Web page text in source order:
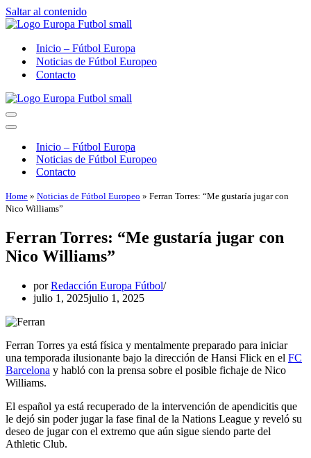
Saltar al contenido
Inicio – Fútbol Europa
Noticias de Fútbol Europeo
Contacto
Menú
de
Menú
navegaciónInicio – Fútbol Europa
Noticias de Fútbol Europeo
Contacto
Home » Noticias de Fútbol Europeo » Ferran Torres: “Me gustaría jugar con
Nico Williams”
Ferran Torres: “Me gustaría jugar con
Nico Williams”
porRedacción Europa Fútbol
julio 1, 2025julio 1, 2025
Ferran Torres ya está física y mentalmente preparado para iniciar
una temporada ilusionante bajo la dirección de Hansi Flick en el FC
Barcelona y habló con la prensa sobre el posible fichaje de Nico
Williams.
El español ya está recuperado de la intervención de apendicitis que
le dejó sin poder jugar la fase final de la Nations League y reveló su
deseo de jugar con el extremo que aún sigue siendo parte del
Athletic Club.